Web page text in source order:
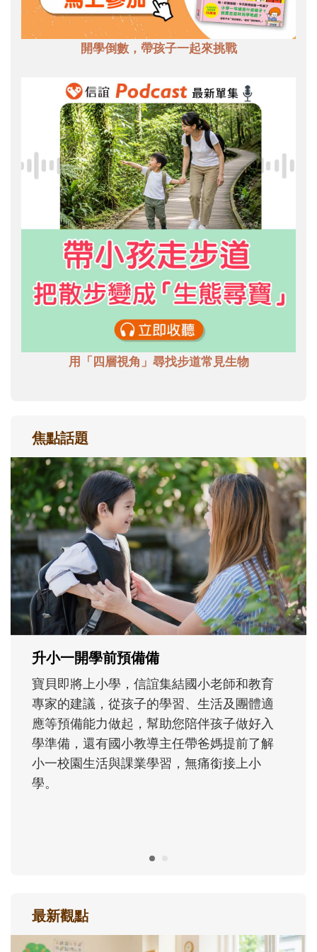
開學倒數，帶孩子一起來挑戰
用「四層視角」尋找步道常見生物
焦點話題
和孩子一起長大的那個男人│讀懂父親的
不同模樣
沒有人天生就擅長當爸爸！男人總是在一次
次「前所未有」的體驗中，跟著孩子一起長
大。從給予安全感的肢體遊戲，到獨立自
主、角色認同及解決問題的能力養成。爸爸
正嘗試用不同的模樣，參與孩子每個重要的
最新觀點